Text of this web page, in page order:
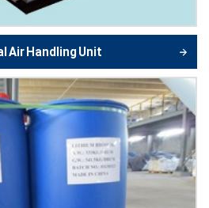
Air Handling Unit